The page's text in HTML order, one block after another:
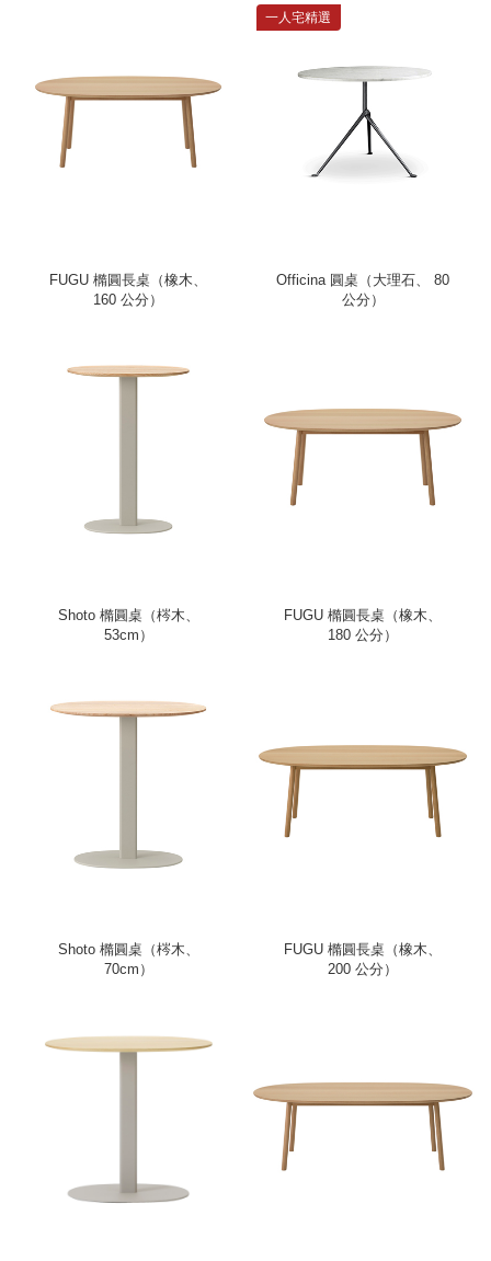
FUGU 橢圓長桌（橡木、
160 公分）
一人宅精選
Officina 圓桌（大理石、 80
公分）
Shoto 橢圓桌（梣木、
53cm）
FUGU 橢圓長桌（橡木、
180 公分）
Shoto 橢圓桌（梣木、
70cm）
FUGU 橢圓長桌（橡木、
200 公分）